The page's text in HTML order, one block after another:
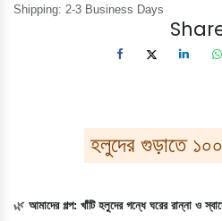
Shipping: 2-3 Business Days
হলুদের গুড়াতে
🌿 আমাদের গল্প: খাঁটি হলুদের গন্ধে ঘরের রান্না ও